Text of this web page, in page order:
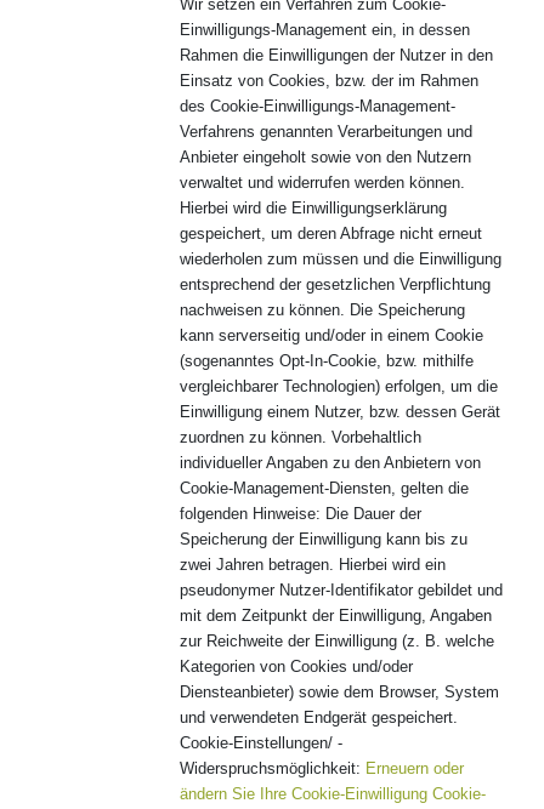
Wir setzen ein Verfahren zum Cookie-
Einwilligungs-Management ein, in dessen
Rahmen die Einwilligungen der Nutzer in den
Einsatz von Cookies, bzw. der im Rahmen
des Cookie-Einwilligungs-Management-
Verfahrens genannten Verarbeitungen und
Anbieter eingeholt sowie von den Nutzern
verwaltet und widerrufen werden können.
Hierbei wird die Einwilligungserklärung
gespeichert, um deren Abfrage nicht erneut
wiederholen zum müssen und die Einwilligung
entsprechend der gesetzlichen Verpflichtung
nachweisen zu können. Die Speicherung
kann serverseitig und/oder in einem Cookie
(sogenanntes Opt-In-Cookie, bzw. mithilfe
vergleichbarer Technologien) erfolgen, um die
Einwilligung einem Nutzer, bzw. dessen Gerät
zuordnen zu können. Vorbehaltlich
individueller Angaben zu den Anbietern von
Cookie-Management-Diensten, gelten die
folgenden Hinweise: Die Dauer der
Speicherung der Einwilligung kann bis zu
zwei Jahren betragen. Hierbei wird ein
pseudonymer Nutzer-Identifikator gebildet und
mit dem Zeitpunkt der Einwilligung, Angaben
zur Reichweite der Einwilligung (z. B. welche
Kategorien von Cookies und/oder
Diensteanbieter) sowie dem Browser, System
und verwendeten Endgerät gespeichert.
Cookie-Einstellungen/ -
Widerspruchsmöglichkeit: Erneuern oder
ändern Sie Ihre Cookie-Einwilligung Cookie-